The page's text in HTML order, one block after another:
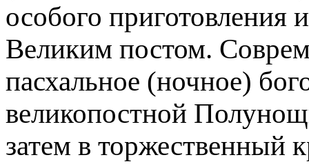
особого приготовления
Великим постом.
пасхальное (ночное)
великопостной
затем в торжественный